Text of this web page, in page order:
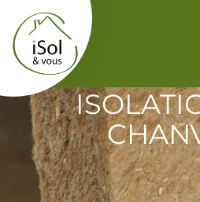
Aller au contenu